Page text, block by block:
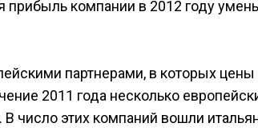
прибыль компании в 2012 году
партнерами, в которых цены
2011 года несколько
В число этих компаний вошли